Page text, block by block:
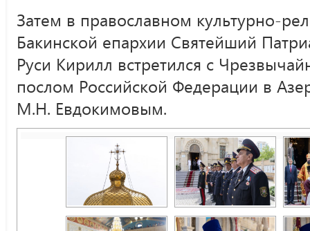
Затем в православном культурно-
Бакинской епархии Святейший
Руси Кирилл встретился с
послом Российской Федерации в
М.Н. Евдокимовым.